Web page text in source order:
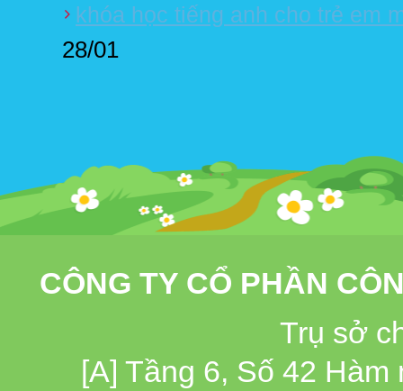
khóa học tiếng anh cho trẻ em
28/01
CÔNG TY CỔ PHẦN
Trụ sở
[A] Tầng 6, Số 42